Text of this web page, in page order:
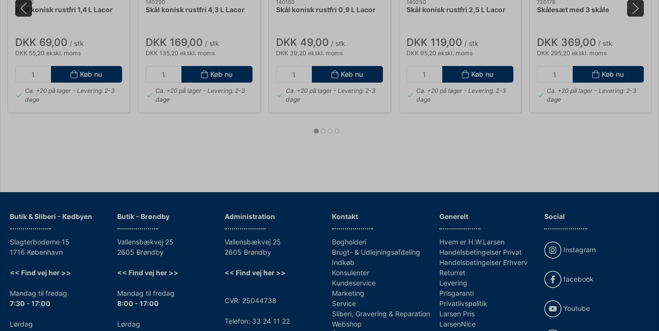
140190
Skål konisk rustfri 1,4 L Lacor
DKK 69,00 / stk
DKK 55,20 ekskl. moms
Køb nu
Ca. +20 på lager- Levering: 2-3
dage
140290
Skål konisk rustfri 4,3 L Lacor
DKK 169,00 / stk
DKK 135,20 ekskl. moms
Køb nu
Ca. +20 på lager- Levering: 2-3
dage
140160
Skål konisk rustfri 0,9 L Lacor
DKK 49,00 / stk
DKK 39,20 ekskl. moms
Køb nu
Ca. +20 på lager- Levering: 2-3
dage
140250
Skål konisk rustfri 2,5 L Lacor
DKK 119,00 / stk
DKK 95,20 ekskl. moms
Køb nu
Ca. +20 på lager- Levering: 2-3
dage
720178
Skålesæt med 3 skåle
DKK 369,00 / stk
DKK 295,20 ekskl. moms
Køb nu
Ca. +20 på lager- Levering: 2-3
dage
Butik & Sliberi - Kødbyen
Slagterboderne 15
1716 København
<< Find vej her >>
Mandag til fredag
7:30 - 17:00
Lørdag
Butik - Brøndby
Vallensbækvej 25
2605 Brøndby
<< Find vej her >>
Mandag til fredag
8:00 - 17:00
Lørdag
Administration
Vallensbækvej 25
2605 Brøndby
<< Find vej her >>
CVR: 25044738
Telefon: 33 24 11 22
Kontakt
Bogholderi
Brugt- & Udlejningsafdeling
Indkøb
Konsulenter
Kundeservice
Marketing
Service
Sliberi, Gravering & Reparation
Webshop
Generelt
Hvem er H.W.Larsen
Handelsbetingelser Privat
Handelsbetingelser Erhverv
Returret
Levering
Prisgaranti
Privatlivspolitik
Larsen Pris
LarsenNice
Social
Instagram
facebook
Youtube